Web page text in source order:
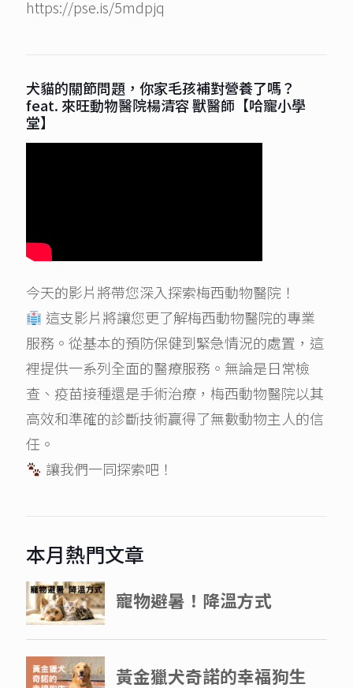
https://pse.is/5mdpjq
犬貓的關節問題，你家毛孩補對營養了嗎？
feat. 來旺動物醫院楊清容 獸醫師【哈寵小學
堂】
今天的影片將帶您深入探索梅西動物醫院！
這支影片將讓您更了解梅西動物醫院的專業
服務。從基本的預防保健到緊急情況的處置，這
裡提供一系列全面的醫療服務。無論是日常檢
查、疫苗接種還是手術治療，梅西動物醫院以其
高效和準確的診斷技術贏得了無數動物主人的信
任。
讓我們一同探索吧！
本月熱門文章